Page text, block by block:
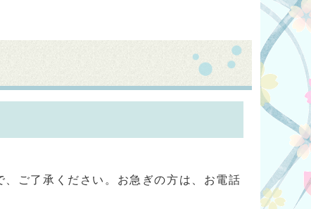
ご了承ください。お急ぎの方は、お電話